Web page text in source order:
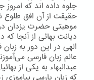
جلوه داده اند که
حقیقت از آن افق
موهبتی حضرت یزدان در
دیانت بهائی از آنجا
الهی در این دور به
عالم زبان فارسی
عبدالبهاء به یكی از
که زبان پارسی